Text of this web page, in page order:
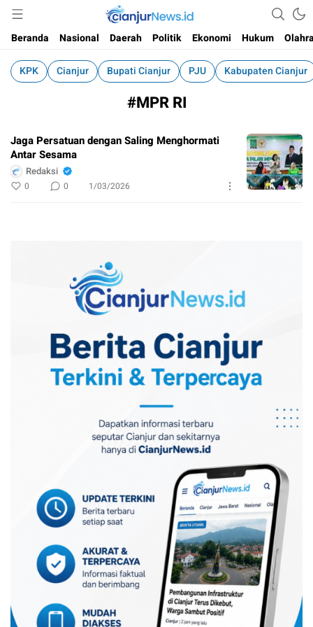
cianjurnews.id
Informasi Faktual dan Berimbang
Beranda
Nasional Daerah Politik Ekonomi Hukum
KPK Cianjur Bupati Cianjur PJU Kabupaten Cianjur
#MPR RI
Jaga Persatuan dengan Saling Menghormati
Antar Sesama
Redaksi
0 0 1/03/2026